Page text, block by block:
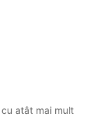
atât mai mult